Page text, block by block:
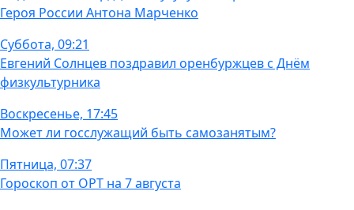
Героя России Антона Марченко
Суббота, 09:21
Евгений Солнцев поздравил оренбуржцев с Днём
физкультурника
Воскресенье, 17:45
Может ли госслужащий быть самозанятым?
Пятница, 07:37
Гороскоп от ОРТ на 7 августа